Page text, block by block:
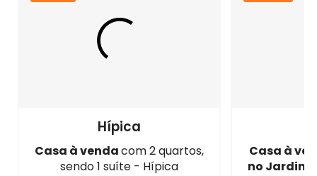
Hípica
Casa à vendacom 2 quartos,
sendo 1 suíte - Hípica
Casa à
no Jardins